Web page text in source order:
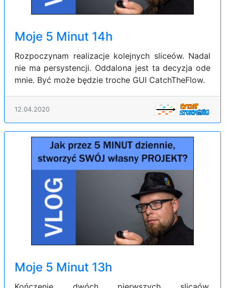
Moje 5 Minut 14h
Rozpoczynam realizacje kolejnych sliceów. Nadal
nie ma persystencji. Oddalona jest ta decyzja ode
mnie. Być może będzie troche GUI CatchTheFlow.
12.04.2020
Moje 5 Minut 13h